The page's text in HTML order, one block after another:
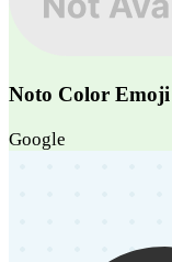
Noto Color Emoji
Google